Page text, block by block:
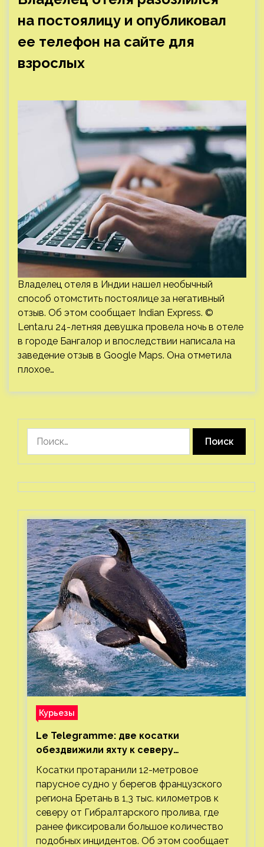
на постоялицу и опубликовал
ее телефон на сайте для
взрослых
Владелец отеля в Индии нашел необычный
способ отомстить постоялице за негативный
отзыв. Об этом сообщает Indian Express. ©
Lenta.ru 24-летняя девушка провела ночь в отеле
в городе Бангалор и впоследствии написала на
заведение отзыв в Google Maps. Она отметила
плохое…
Курьезы
Le Telegramme: две косатки
обездвижили яхту к северу
от Гибралтарского пролива
Косатки протаранили 12-метровое
парусное судно у берегов французского
региона Бретань в 1,3 тыс. километров к
северу от Гибралтарского пролива, где
ранее фиксировали большое количество
подобных инцидентов. Об этом сообщает